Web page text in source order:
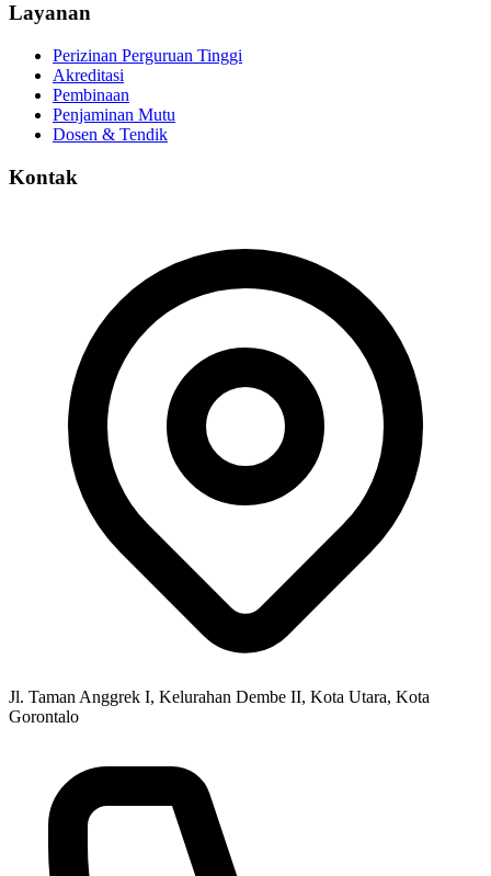
Layanan
Perizinan Perguruan Tinggi
Akreditasi
Pembinaan
Penjaminan Mutu
Dosen & Tendik
Kontak
Jl. Taman Anggrek I, Kelurahan Dembe II, Kota Utara, Kota
Gorontalo